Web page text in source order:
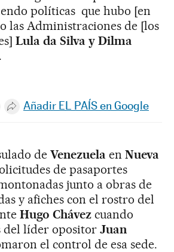
políticas que hubo [en
las Administraciones de [los
Lula da Silva y Dilma
Whatsapp
en Facebook
en Twitter
Desplegar Redes Sociales
Añadir EL PAÍS en Google
de Venezuela en Nueva
de pasaportes
junto a obras de
y afiches con el rostro del
Hugo Chávez cuando
del líder opositor Juan
el control de esa sede.